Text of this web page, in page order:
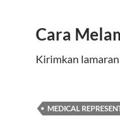
Cara
Kirimkan
MEDICAL